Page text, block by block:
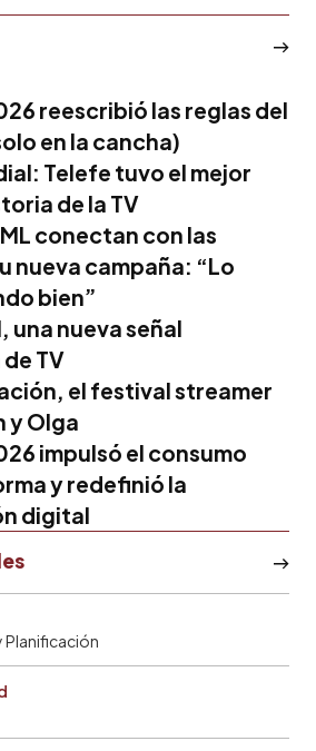
reescribió las reglas del
en la cancha)
Telefe tuvo el mejor
de la TV
conectan con las
nueva campaña: “Lo
bien”
una nueva señal
TV
el festival streamer
y Olga
impulsó el consumo
y redefinió la
digital
Planificación